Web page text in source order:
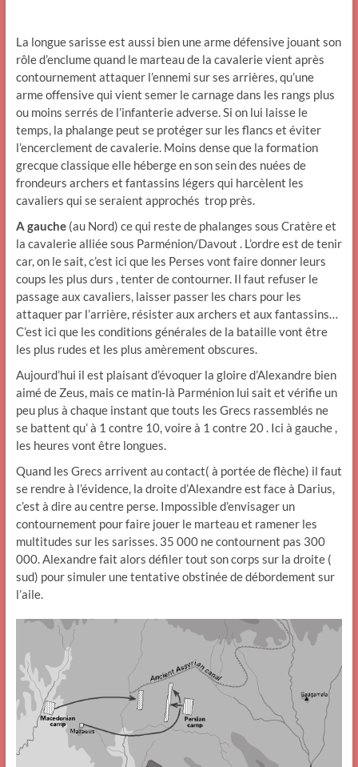
La longue sarisse est aussi bien une arme défensive jouant son
rôle d’enclume quand le marteau de la cavalerie vient après
contournement attaquer l’ennemi sur ses arrières, qu’une
arme offensive qui vient semer le carnage dans les rangs plus
ou moins serrés de l’infanterie adverse. Si on lui laisse le
temps, la phalange peut se protéger sur les flancs et éviter
l’encerclement de cavalerie. Moins dense que la formation
grecque classique elle héberge en son sein des nuées de
frondeurs archers et fantassins légers qui harcèlent les
cavaliers qui se seraient approchés trop près.
A gauche(au Nord) ce qui reste de phalanges sous Cratère et
la cavalerie alliée sous Parménion/Davout . L’ordre est de tenir
car, on le sait, c’est ici que les Perses vont faire donner leurs
coups les plus durs , tenter de contourner. Il faut refuser le
passage aux cavaliers, laisser passer les chars pour les
attaquer par l’arrière, résister aux archers et aux fantassins…
C’est ici que les conditions générales de la bataille vont être
les plus rudes et les plus amèrement obscures.
Aujourd’hui il est plaisant d’évoquer la gloire d’Alexandre bien
aimé de Zeus, mais ce matin-là Parménion lui sait et vérifie un
peu plus à chaque instant que touts les Grecs rassemblés ne
se battent qu’ à 1 contre 10, voire à 1 contre 20 . Ici à gauche ,
les heures vont être longues.
Quand les Grecs arrivent au contact( à portée de flèche) il faut
se rendre à l’évidence, la droite d’Alexandre est face à Darius,
c’est à dire au centre perse. Impossible d’envisager un
contournement pour faire jouer le marteau et ramener les
multitudes sur les sarisses. 35 000 ne contournent pas 300
000. Alexandre fait alors défiler tout son corps sur la droite (
sud) pour simuler une tentative obstinée de débordement sur
l’aile.